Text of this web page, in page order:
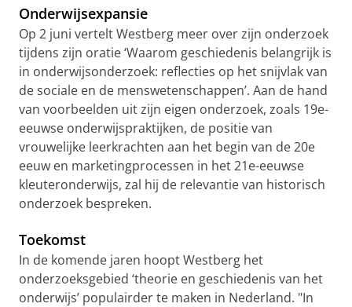
Onderwijsexpansie
Op 2 juni vertelt Westberg meer over zijn onderzoek
tijdens zijn oratie ‘Waarom geschiedenis belangrijk is
in onderwijsonderzoek: reflecties op het snijvlak van
de sociale en de menswetenschappen’. Aan de hand
van voorbeelden uit zijn eigen onderzoek, zoals 19e-
eeuwse onderwijspraktijken, de positie van
vrouwelijke leerkrachten aan het begin van de 20e
eeuw en marketingprocessen in het 21e-eeuwse
kleuteronderwijs, zal hij de relevantie van historisch
onderzoek bespreken.
Toekomst
In de komende jaren hoopt Westberg het
onderzoeksgebied ‘theorie en geschiedenis van het
onderwijs’ populairder te maken in Nederland. "In